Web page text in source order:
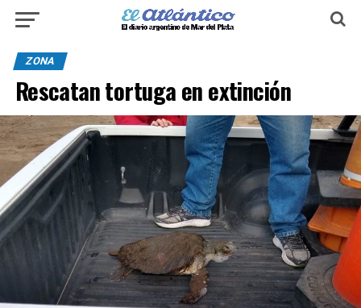
ZONA
Rescatan tortuga en extinción